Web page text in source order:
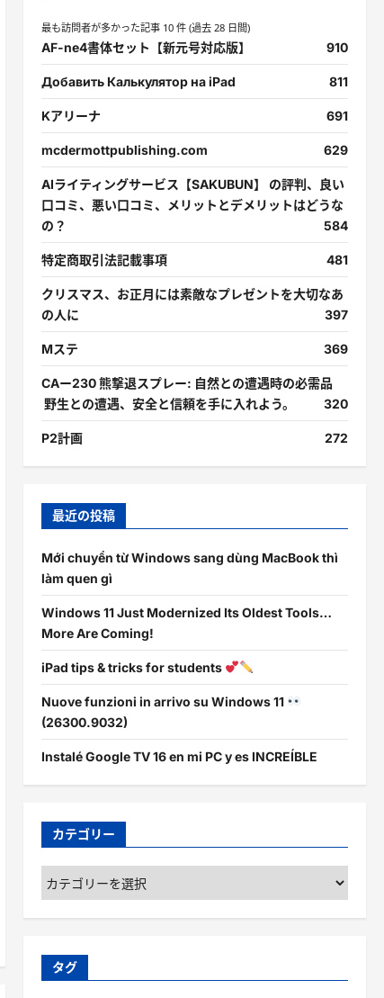
最も訪問者が多かった記事 10 件 (過去 28 日間)
AF-ne4書体セット【新元号対応版】 910
Добавить Калькулятор на iPad 811
Kアリーナ 691
mcdermottpublishing.com 629
AIライティングサービス【SAKUBUN】 の評判、良い
口コミ、悪い口コミ、メリットとデメリットはどうな
の？
584
特定商取引法記載事項 481
クリスマス、お正月には素敵なプレゼントを大切なあ
の人に
397
Mステ 369
CAー230 熊撃退スプレー: 自然との遭遇時の必需品
野生との遭遇、安全と信頼を手に入れよう。
320
P2計画 272
最近の投稿
Mới chuyển từ Windows sang dùng MacBook thì
làm quen gì
Windows 11 Just Modernized Its Oldest Tools…
More Are Coming!
iPad tips & tricks for students
Nuove funzioni in arrivo su Windows 11
(26300.9032)
Instalé Google TV 16 en mi PC y es INCREÍBLE
カテゴリー
カ
テ
ゴ
ー
タグ